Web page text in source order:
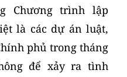
Chương trình lập
là các dự án luật,
phủ trong tháng
để xảy ra tình